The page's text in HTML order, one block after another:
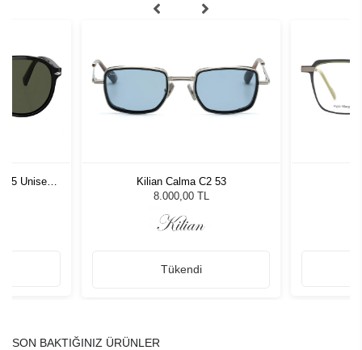
Unisex
Kilian Calma C2 53
8.000,00 TL
Tükendi
SON BAKTIĞINIZ ÜRÜNLER